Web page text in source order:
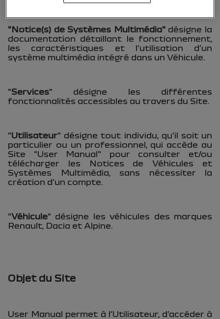
"Notice(s) de Systèmes Multimédia"désigne la
documentation détaillant le fonctionnement,
les caractéristiques et l’utilisation d’un
système multimédia intégré dans un Véhicule.
"Services" désigne les différentes
fonctionnalités accessibles au travers du Site.
"Utilisateur" désigne tout individu, qu’il soit un
particulier ou un professionnel, qui accède au
Site "User Manual" pour consulter et/ou
télécharger les Notices de Véhicules et
Systèmes Multimédia, sans nécessiter la
création d’un compte.
"Véhicule" désigne les véhicules des marques
Renault, Dacia et Alpine.
Objet du Site
User Manual permet à l’Utilisateur, d’accéder à